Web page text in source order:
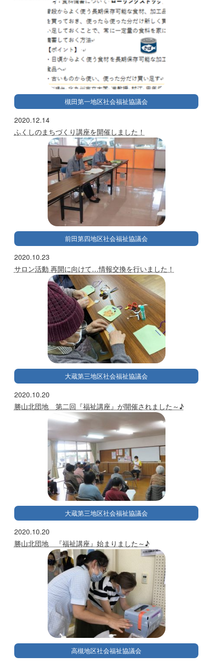
槻田第一地区社会福祉協議会
2020.12.14
ふくしのまちづくり講座を開催しました！
前田第四地区社会福祉協議会
2020.10.23
サロン活動 再開に向けて…情報交換を行いました！
大蔵第三地区社会福祉協議会
2020.10.20
勝山北団地 第二回『福祉講座』が開催されました～♪
大蔵第三地区社会福祉協議会
2020.10.20
勝山北団地 『福祉講座』始まりました～♪
高槻地区社会福祉協議会